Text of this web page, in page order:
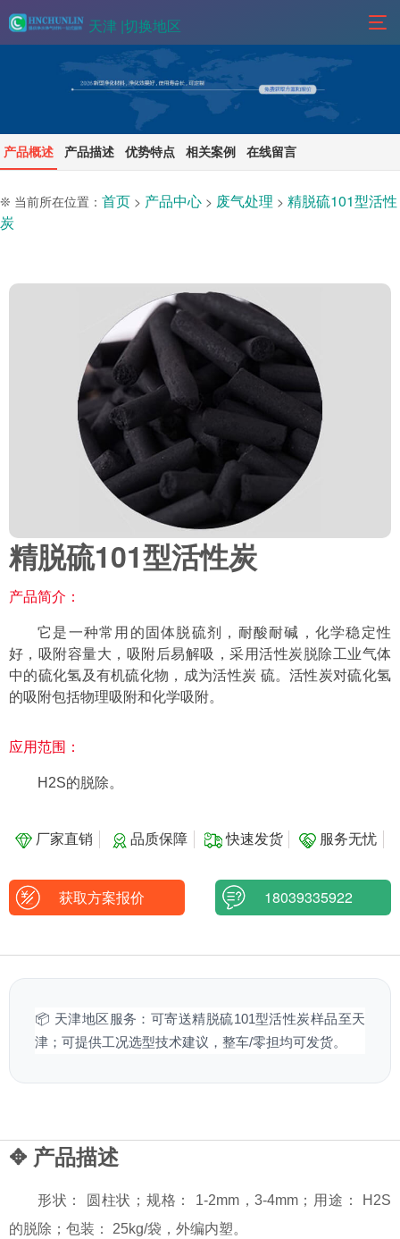
天津 |切换地区
产品概述 产品描述 优势特点 相关案例 在线留言
❊ 当前所在位置： 首页 > 产品中心 > 废气处理 > 精脱硫101型活性
炭
精脱硫101型活性炭
产品简介：
它是一种常用的固体脱硫剂，耐酸耐碱，化学稳定性
好，吸附容量大，吸附后易解吸，采用活性炭脱除工业气体
中的硫化氢及有机硫化物，成为活性炭 硫。活性炭对硫化氢
的吸附包括物理吸附和化学吸附。
应用范围：
H2S的脱除。
厂家直销 品质保障 快速发货 服务无忧
获取方案报价 18039335922
📦 天津地区服务：可寄送精脱硫101型活性炭样品至天
津；可提供工况选型技术建议，整车/零担均可发货。
✥ 产品描述
形状： 圆柱状；规格： 1-2mm，3-4mm；用途： H2S
的脱除；包装： 25kg/袋，外编内塑。